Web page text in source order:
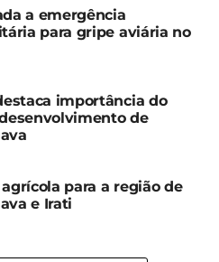
região de Guarapuava e
Irati
a emergência
para gripe aviária no
importância do
de
para a região de
e Irati